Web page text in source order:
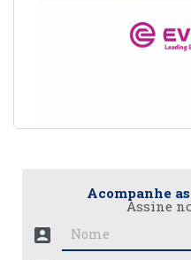
Acompanhe
Assine
account_box